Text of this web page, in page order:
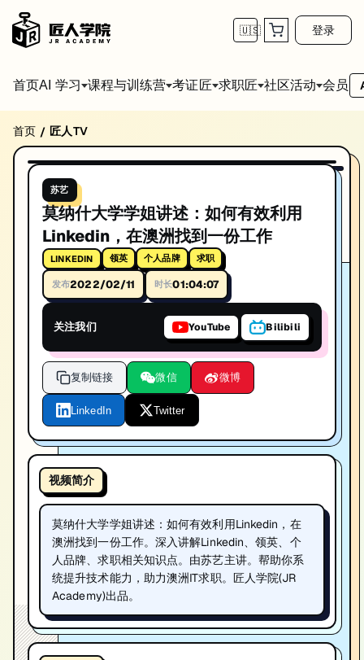
🇺🇸 登录
首页AI 学习 课程与训练营 考证匠 求职匠 社区活动 会员
莫纳什大学学姐讲述：如何有效利用Linkedin
系列: 苏艺
莫纳什大学学姐讲述：如何有效利用Linkedin，在澳洲找到一份工作。
标签: Linkedin, 领英, 个人品牌, 求职
时长: 01:04:07
发布日期: 2022/2/11
本视频由匠人学院提供，涵盖Linkedin相关知识点，帮助你系统学习和
首页 / 匠人TV
播放视频
苏艺
莫纳什大学学姐讲述：如何有效利用
Linkedin，在澳洲找到一份工作
LINKEDIN 领英 个人品牌 求职
发布2022/02/11 时长01:04:07
关注我们 YouTube Bilibili
复制链接 微信 微博
LinkedIn Twitter
视频简介
莫纳什大学学姐讲述：如何有效利用Linkedin，在
澳洲找到一份工作。深入讲解Linkedin、领英、个
人品牌、求职相关知识点。由苏艺主讲。帮助你系
统提升技术能力，助力澳洲IT求职。匠人学院(JR
Academy)出品。